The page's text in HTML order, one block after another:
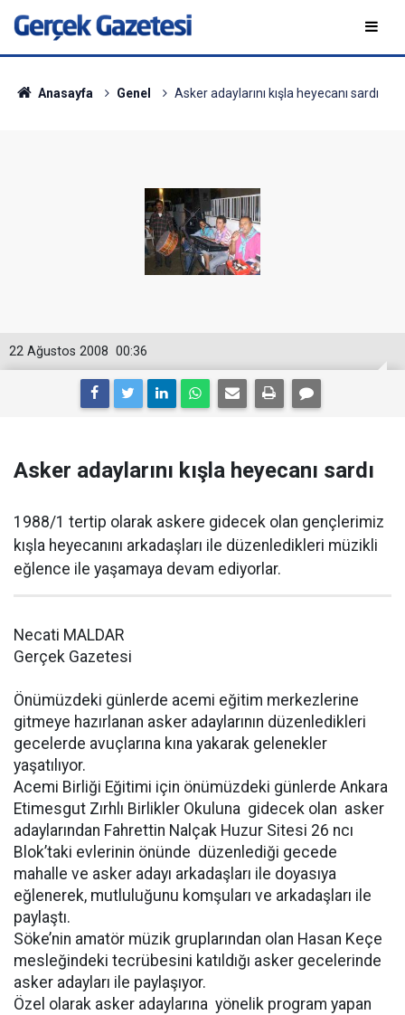
Anasayfa Genel Asker adaylarını kışla heyecanı sardı
00:36
22 Ağustos 2008
Asker adaylarını kışla heyecanı sardı
1988/1 tertip olarak askere gidecek olan gençlerimiz
kışla heyecanını arkadaşları ile düzenledikleri müzikli
eğlence ile yaşamaya devam ediyorlar.
Necati MALDAR
Gerçek Gazetesi
Önümüzdeki günlerde acemi eğitim merkezlerine
gitmeye hazırlanan asker adaylarının düzenledikleri
gecelerde avuçlarına kına yakarak gelenekler
yaşatılıyor.
Acemi Birliği Eğitimi için önümüzdeki günlerde Ankara
Etimesgut Zırhlı Birlikler Okuluna gidecek olan asker
adaylarından Fahrettin Nalçak Huzur Sitesi 26 ncı
Blok’taki evlerinin önünde düzenlediği gecede
mahalle ve asker adayı arkadaşları ile doyasıya
eğlenerek, mutluluğunu komşuları ve arkadaşları ile
paylaştı.
Söke’nin amatör müzik gruplarından olan Hasan Keçe
mesleğindeki tecrübesini katıldığı asker gecelerinde
asker adayları ile paylaşıyor.
Özel olarak asker adaylarına yönelik program yapan